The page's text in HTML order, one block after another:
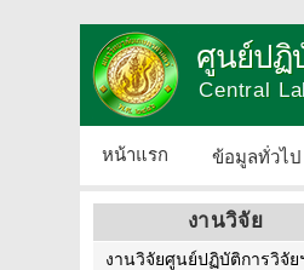
ศูนย์ปฏิ
Central
หน้าแรก ข้อมูลทั่วไป
งานวิจัย
งานวิจัยศูนย์ปฏิบัติการวิจัย